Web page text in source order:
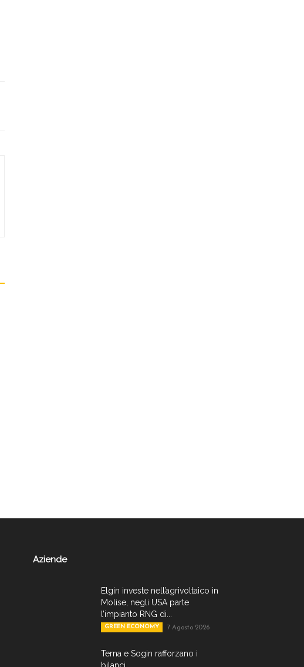
Aziende
Elgin investe nell’agrivoltaico in
Molise, negli USA parte
l’impianto RNG di...
GREEN ECONOMY 7 Agosto 2026
Terna e Sogin rafforzano i